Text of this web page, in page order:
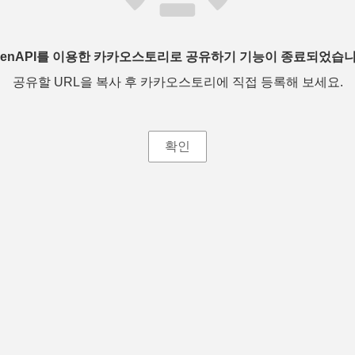
를 이용한 카카오스토리로 공유하기 기능이 종료되었습
공유할 URL을 복사 후 카카오스토리에 직접 등록해 보세요.
확인